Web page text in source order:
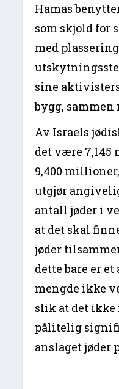
Hamas
som skjold for
med
sine
bygg,
Av Israels
det være
9,400
utgjør
antall jøder i
at det skal
jøder
dette bare er
mengde ikke
slik at det
pålitelig
anslaget jøder